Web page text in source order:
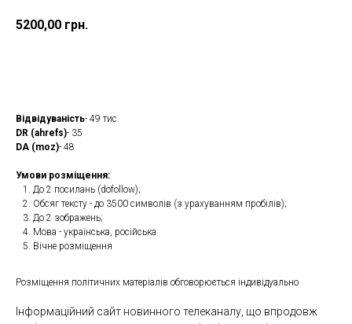
5200,00 грн.
Відвідуваність- 49 тис.
DR (ahrefs)- 35
DA (moz)- 48
Умови розміщення:
До 2 посилань (dofollow);
Обсяг тексту - до 3500 символів (з урахуванням пробілів);
До 2 зображень;
Мова - українська, російська
Вічне розміщення
Розміщення політичних матеріалів обговорюється індивідуально
Інформаційний сайт новинного телеканалу, що впродовж